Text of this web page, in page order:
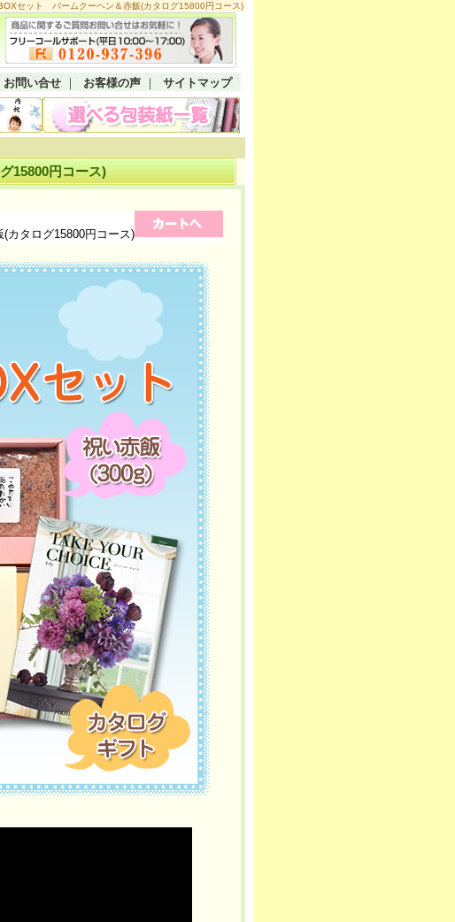
セット バームクーヘン＆赤飯(カタログ15800円コース)
お問い合せ｜ お客様の声｜ サイトマップ
15800円コース)
カタログ15800円コース)